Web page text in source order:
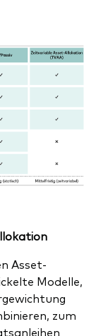
Asset-
Modelle,
zum